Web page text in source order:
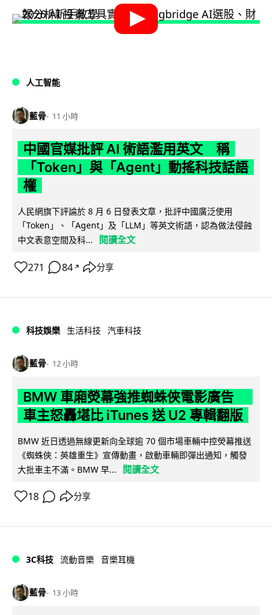
人工智能
藍骨 11 小時
中國官媒批評 AI 術語濫用英文 稱
「Token」與「Agent」動搖科技話語
權
人民網旗下評論於 8 月 6 日發表文章，批評中國廣泛使用
「Token」、「Agent」及「LLM」等英文術語，認為做法侵蝕
中文表意空間及科...
閱讀全文
271 84 ↗ 分享
科技娛樂 生活科技 汽車科技
藍骨 12 小時
BMW 車廂熒幕強推蜘蛛俠電影廣告
車主怒轟堪比 iTunes 送 U2 專輯翻版
BMW 近日透過無線更新向全球逾 70 個市場車輛中控熒幕推送
《蜘蛛俠：英雄重生》宣傳動畫，啟動車輛即彈出通知，觸發
大批車主不滿。BMW 早...
閱讀全文
18 分享
3C科技 流動音樂 音樂耳機
藍骨 13 小時